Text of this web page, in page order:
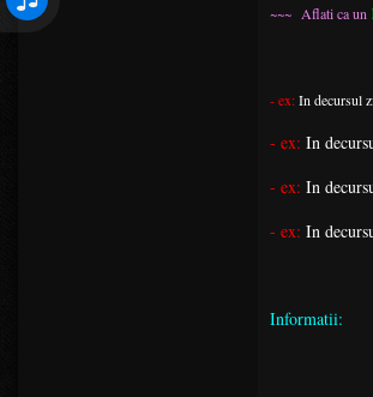
~~~ Aflati ca un
- ex:In decursul
- ex: In
- ex: In
- ex: In
Informatii: